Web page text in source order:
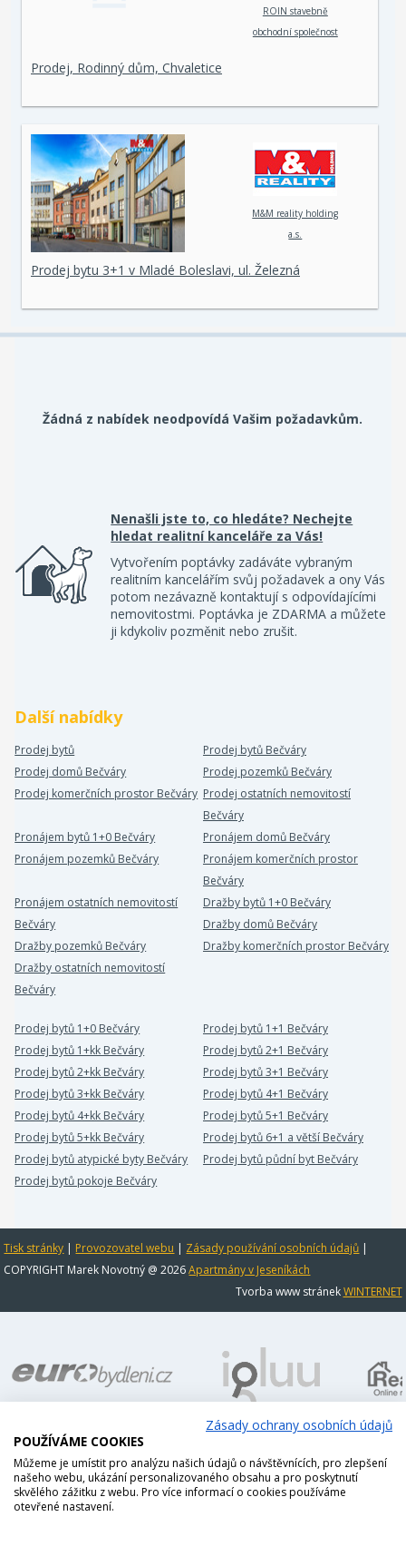
ROIN stavebně
obchodní společnost
Prodej, Rodinný dům, Chvaletice
M&M reality holding
a.s.
Prodej bytu 3+1 v Mladé Boleslavi, ul. Železná
Žádná z nabídek neodpovídá Vašim požadavkům.
Nenašli jste to, co hledáte? Nechejte
hledat realitní kanceláře za Vás!
Vytvořením poptávky zadáváte vybraným
realitním kancelářím svůj požadavek a ony Vás
potom nezávazně kontaktují s odpovídajícími
nemovitostmi. Poptávka je ZDARMA a můžete
ji kdykoliv pozměnit nebo zrušit.
Další nabídky
Prodej bytů
Prodej bytů Bečváry
Prodej domů Bečváry
Prodej pozemků Bečváry
Prodej komerčních prostor Bečváry Prodej ostatních nemovitostí
Bečváry
Pronájem bytů 1+0 Bečváry
Pronájem domů Bečváry
Pronájem pozemků Bečváry
Pronájem komerčních prostor
Bečváry
Pronájem ostatních nemovitostí
Bečváry
Dražby bytů 1+0 Bečváry
Dražby domů Bečváry
Dražby pozemků Bečváry
Dražby komerčních prostor Bečváry
Dražby ostatních nemovitostí
Bečváry
Prodej bytů 1+0 Bečváry
Prodej bytů 1+1 Bečváry
Prodej bytů 1+kk Bečváry
Prodej bytů 2+1 Bečváry
Prodej bytů 2+kk Bečváry
Prodej bytů 3+1 Bečváry
Prodej bytů 3+kk Bečváry
Prodej bytů 4+1 Bečváry
Prodej bytů 4+kk Bečváry
Prodej bytů 5+1 Bečváry
Prodej bytů 5+kk Bečváry
Prodej bytů 6+1 a větší Bečváry
Prodej bytů atypické byty Bečváry
Prodej bytů půdní byt Bečváry
Prodej bytů pokoje Bečváry
Tisk stránky | Provozovatel webu | Zásady používání osobních údajů |
COPYRIGHT Marek Novotný @ 2026Apartmány v Jeseníkách
Tvorba www stránekWINTERNET
Zásady ochrany osobních údajů
POUŽÍVÁME COOKIES
Můžeme je umístit pro analýzu našich údajů o návštěvnících, pro zlepšení
našeho webu, ukázání personalizovaného obsahu a pro poskytnutí
skvělého zážitku z webu. Pro více informací o cookies používáme
otevřené nastavení.